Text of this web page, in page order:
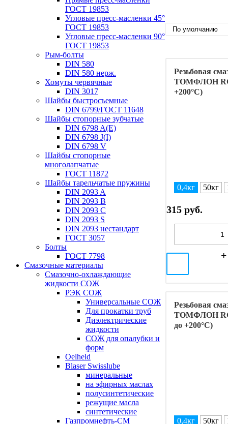
ГОСТ 19853
Угловые пресс-масленки 45°
ГОСТ 19853
Угловые пресс-масленки 90°
ГОСТ 19853
Рым-болты
DIN 580
DIN 580 нерж.
Хомуты червячные
DIN 3017
Шайбы быстросъемные
DIN 6799/ГОСТ 11648
Шайбы стопорные зубчатые
DIN 6798 A(E)
DIN 6798 J(I)
DIN 6798 V
Шайбы стопорные
многолапчатые
ГОСТ 11872
Шайбы тарельчатые пружины
DIN 2093 A
DIN 2093 B
DIN 2093 C
DIN 2093 S
DIN 2093 нестандарт
ГОСТ 3057
Болты
ГОСТ 7798
Смазочные материалы
Смазочно-охлаждающие
жидкости СОЖ
РЭК СОЖ
Универсальные СОЖ
Для прокатки труб
Диэлектрические
жидкости
СОЖ для опалубки и
форм
Oelheld
Blaser Swisslube
минеральные
на эфирных маслах
полусинтетические
режущие масла
синтетические
Газпромнефть-СМ
Резьбовая
ТОМФЛОН
+200°C)
0,4кг 50кг
315 руб.
Резьбовая
ТОМФЛОН
до +200°C)
0,4кг 50кг